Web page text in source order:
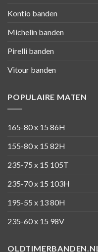
Kontio banden
Michelin banden
Pirelli banden
Vitour banden
POPULAIRE MATEN
165-80 x 15 86H
155-80 x 15 82H
235-75 x 15 105T
235-70 x 15 103H
195-55 x 13 80H
235-60 x 15 98V
OLDTIMERBANDEN.NL